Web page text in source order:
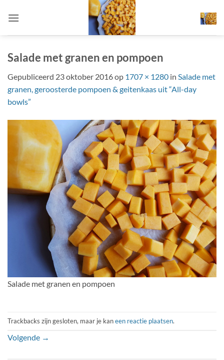
naar
Salade met granen en pompoen
Gepubliceerd 23 oktober 2016op 1707 × 1280 in Salade met
granen, geroosterde pompoen & geitenkaas uit “All-day
bowls”
Salade met granen en pompoen
Trackbacks zijn gesloten, maar je kaneen reactie plaatsen.
Volgende →